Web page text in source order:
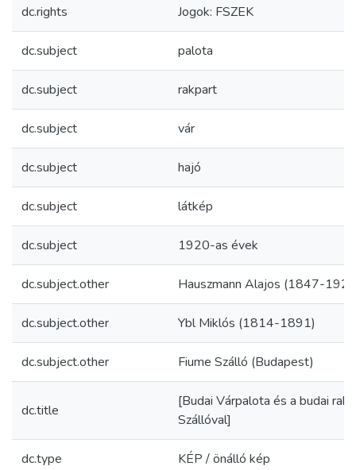
dc.rights Jogok: FSZEK
dc.subject palota
dc.subject rakpart
dc.subject vár
dc.subject hajó
dc.subject látkép
dc.subject 1920-as évek
dc.subject.other Hauszmann Alajos (1847-
dc.subject.other Ybl Miklós (1814-1891)
dc.subject.other Fiume Szálló (Budapest)
dc.title
[Budai Várpalota és a budai
Szállóval]
dc.type KÉP / önálló kép